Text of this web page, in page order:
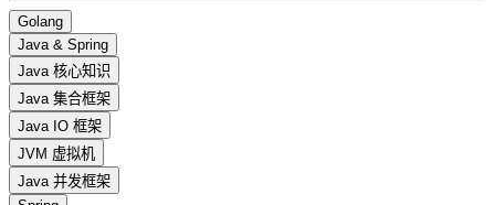
Golang
Java & Spring
Java 核心知识
Java 集合框架
Java IO 框架
JVM 虚拟机
Java 并发框架